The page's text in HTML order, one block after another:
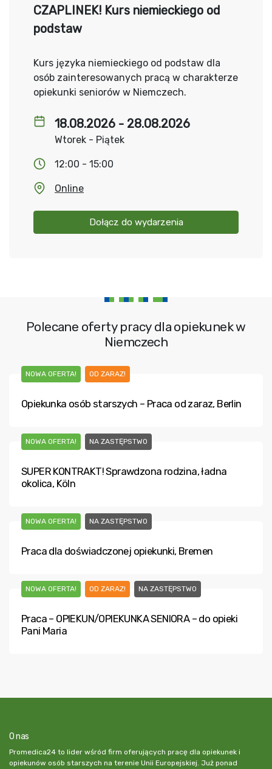
18.08.2026 - 28.08.2026
Wtorek - Piątek
12:00 - 15:00
Online
Dołącz do wydarzenia
CZAPLINEK! Kurs niemieckiego od
podstaw
Kurs języka niemieckiego od podstaw dla
osób zainteresowanych pracą w charakterze
opiekunki seniorów w Niemczech.
Polecane oferty pracy dla opiekunek w
Niemczech
NOWA OFERTA! OD ZARAZ!
Opiekunka osób starszych – Praca od zaraz, Berlin
NOWA OFERTA! NA ZASTĘPSTWO
SUPER KONTRAKT! Sprawdzona rodzina, ładna
okolica, Köln
NOWA OFERTA! NA ZASTĘPSTWO
Praca dla doświadczonej opiekunki, Bremen
NOWA OFERTA! OD ZARAZ! NA ZASTĘPSTWO
Praca – OPIEKUN/OPIEKUNKA SENIORA – do opieki
Pani Maria
O nas
Promedica24 to lider wśród firm oferujących pracę dla opiekunek i
opiekunów osób starszych na terenie Unii Europejskiej. Już ponad